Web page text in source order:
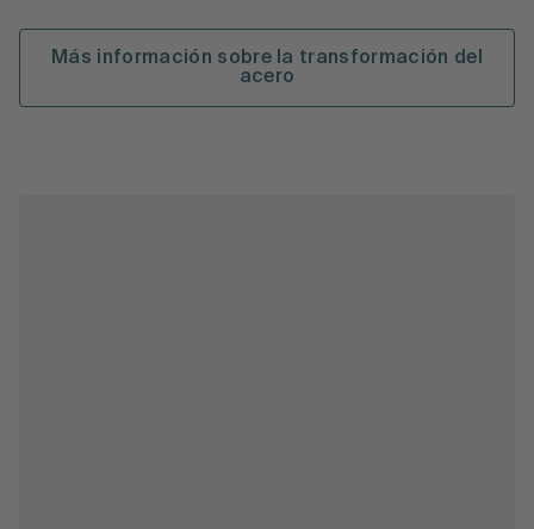
Más información sobre la transformación del
acero